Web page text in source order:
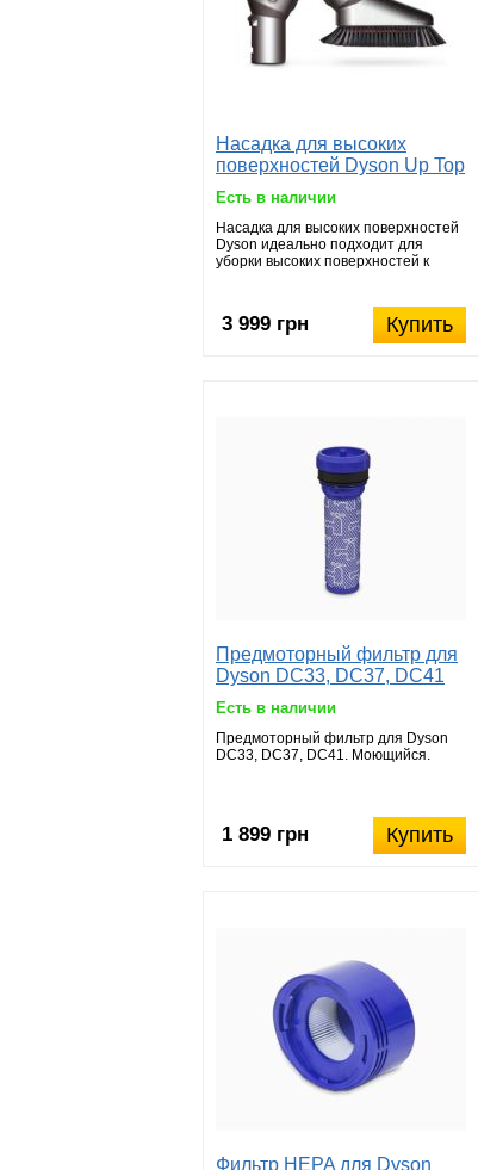
Насадка для высоких
поверхностей Dyson Up Top
Есть в наличии
Насадка для высоких поверхностей
Dyson идеально подходит для
уборки высоких поверхностей к
Купить
3 999 грн
Предмоторный фильтр для
Dyson DC33, DC37, DC41
Есть в наличии
Предмоторный фильтр для Dyson
DC33, DC37, DC41. Моющийся.
Купить
1 899 грн
Фильтр HEPA для Dyson